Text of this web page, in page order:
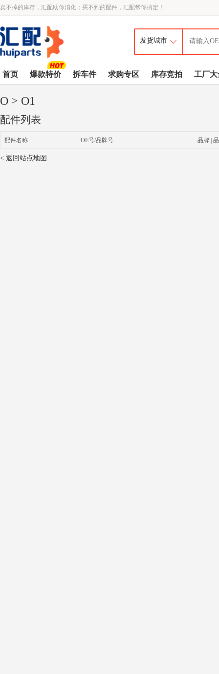
卖不掉的库存，汇配助你消化；买不到的配件，汇配帮你搞定！
首页 爆款特价 拆车件 求购专区 库存竞拍 工厂大
O > O1
配件列表
配件名称 OE号/品牌号 品牌 |
< 返回站点地图